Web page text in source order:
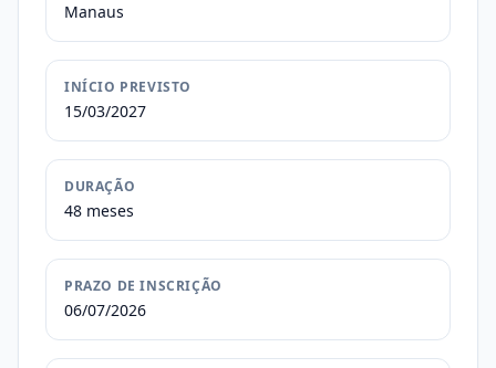
Manaus
INÍCIO PREVISTO
15/03/2027
DURAÇÃO
48 meses
PRAZO DE INSCRIÇÃO
06/07/2026